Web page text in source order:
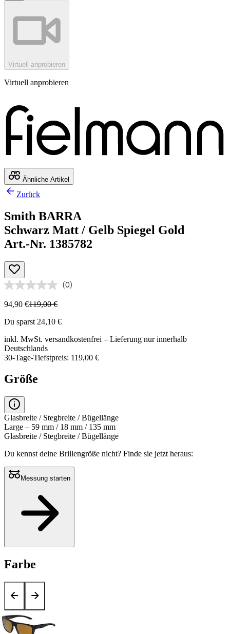
Virtuell anprobieren
Virtuell anprobieren
Ähnliche Artikel
Zurück
Smith BARRA
Schwarz Matt / Gelb Spiegel Gold
Art.-Nr. 1385782
(0)
94,90 €119,00 €
Du sparst 24,10 €
inkl. MwSt. versandkostenfrei – Lieferung nur innerhalb
Deutschlands
30-Tage-Tiefstpreis: 119,00 €
Größe
Glasbreite / Stegbreite / Bügellänge
Large – 59 mm / 18 mm / 135 mm
Glasbreite / Stegbreite / Bügellänge
Du kennst deine Brillengröße nicht? Finde sie jetzt heraus:
Messung starten
Farbe